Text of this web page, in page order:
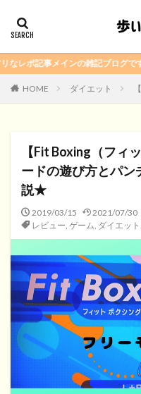
記ブログです！
HOME ダイエット
【Fit Boxing（フィ
ードの遊び方とパ
説★
2019/03/15 2021/07/30
レビュー, ゲーム, ダイエット ,